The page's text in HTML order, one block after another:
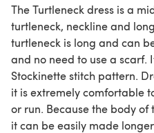
The Turtleneck dress is a
turtleneck, neckline and
turtleneck is long and can
and no need to use a
Stockinette stitch pattern.
it is extremely comfortable
or run. Because the body
it can be easily made